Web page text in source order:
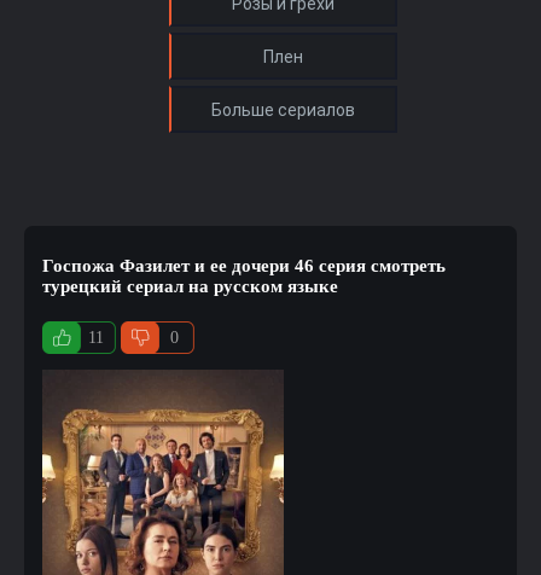
Госпожа Фазилет и ее дочери 46 серия смотреть
турецкий сериал на русском языке
11 0